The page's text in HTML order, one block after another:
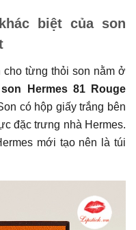
biệt của son
từng thỏi son nằm ở
son Hermes 81 Rouge
có hộp giấy trắng bên
đặc trưng nhà Hermes.
mới tạo nên là túi